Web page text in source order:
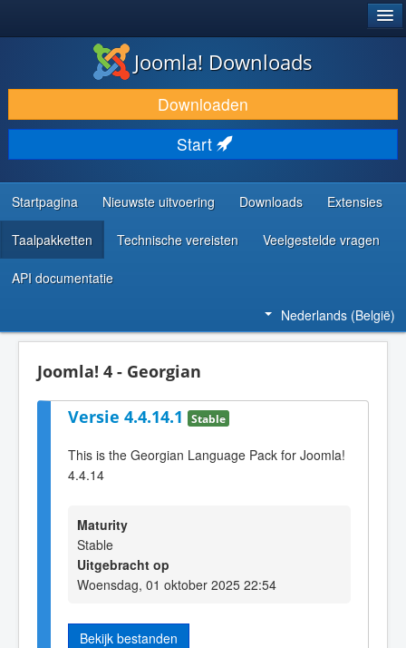
DOWNLOAD & BREID UIT
ONTDEK & LEER
COMMUNITY & ONDERSTEUNING
ONTWIKKELAARSBRONNEN
Joomla! Downloads
Downloaden
Start
Startpagina Nieuwste uitvoering Downloads Extensies
Taalpakketten Technische vereisten Veelgestelde vragen
API documentatie
Nederlands (België)
Joomla! 4 - Georgian
Versie 4.4.14.1 Stable
This is the Georgian Language Pack for Joomla!
4.4.14
Maturity
Stable
Uitgebracht op
Woensdag, 01 oktober 2025 22:54
Bekijk bestanden